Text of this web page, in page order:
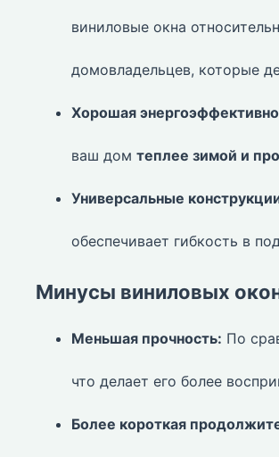
виниловые окна
домовладельцев, которые
Хорошая
ваш дом теплее зимой и
Универсальные
обеспечивает гибкость в
Минусы виниловых
Меньшая прочность: По
что делает его более
Более короткая